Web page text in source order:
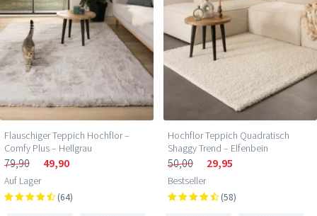
Flauschiger Teppich Hochflor –
Comfy Plus – Hellgrau
79,90 49,90
Auf Lager
(64)
Hochflor Teppich Quadratisch
Shaggy Trend – Elfenbein
50,00 29,95
Bestseller
(58)